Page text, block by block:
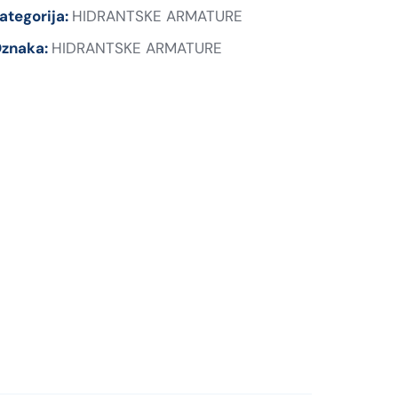
HIDRANTSKE ARMATURE
HIDRANTSKE ARMATURE